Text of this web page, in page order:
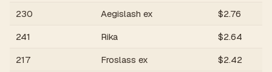
230
Aegislash ex $2.76
241
Rika $2.64
217
Froslass ex $2.42